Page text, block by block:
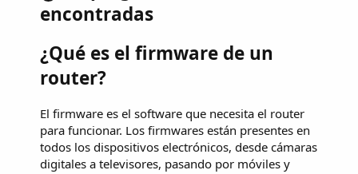
encontradas
¿Qué es el firmware de un
router?
El firmware es el software que necesita el router
para funcionar. Los firmwares están presentes en
todos los dispositivos electrónicos, desde cámaras
digitales a televisores, pasando por móviles y